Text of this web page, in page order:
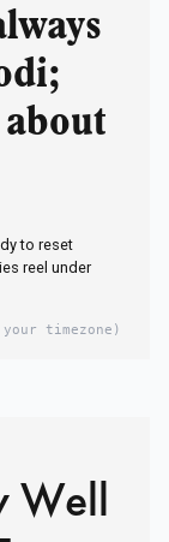
about
to reset
reel under
timezone)
Well